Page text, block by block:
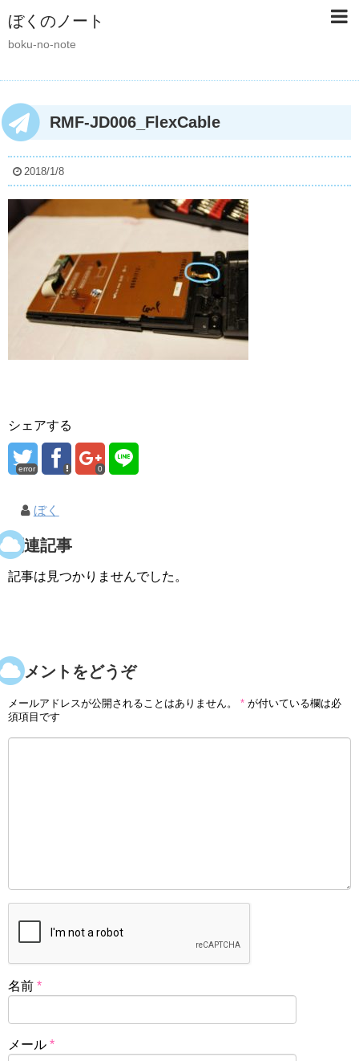
ぼくのノート
boku-no-note
RMF-JD006_FlexCable
2018/1/8
シェアする
error 0
ぼく
関連記事
記事は見つかりませんでした。
コメントをどうぞ
メールアドレスが公開されることはありません。 * が付いている欄は必
須項目です
名前 *
メール *